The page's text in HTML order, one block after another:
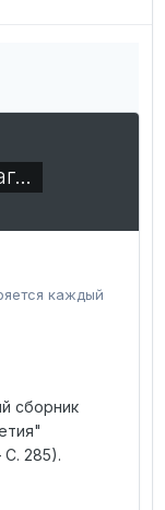
каждый
сборник
285).